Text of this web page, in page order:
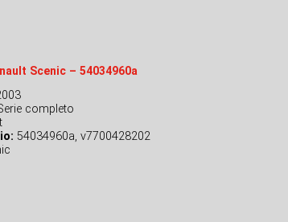
Scenic – 54034960a
completo
54034960a, v7700428202